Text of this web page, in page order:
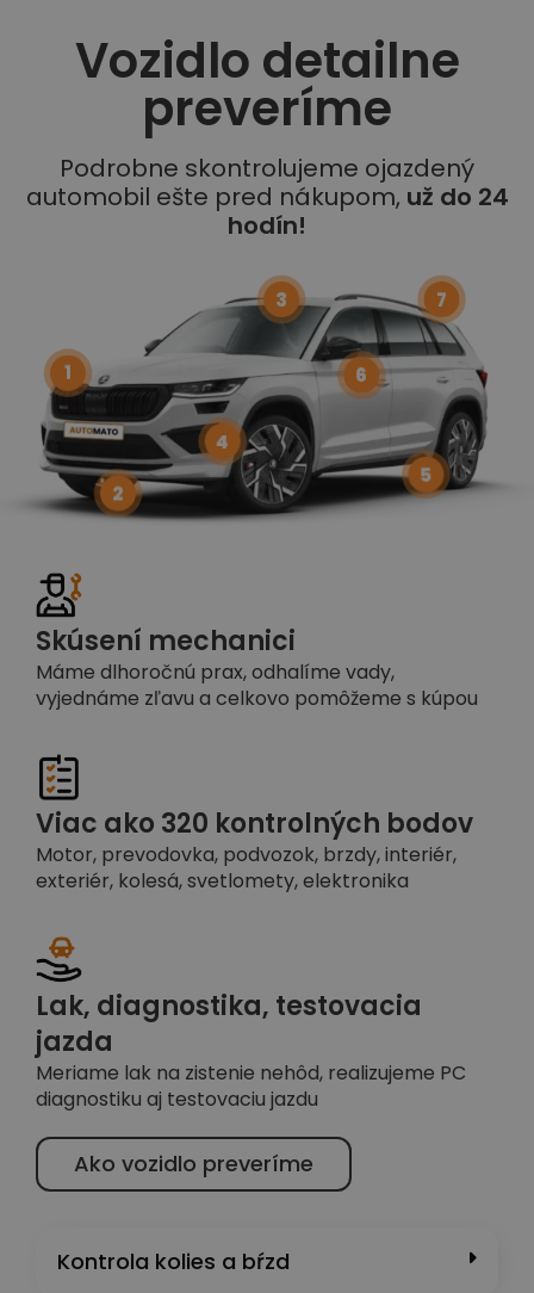
Vozidlo detailne
preveríme
Podrobne skontrolujeme ojazdený
automobil ešte pred nákupom, už do 24
hodín!
Skúsení mechanici
Máme dlhoročnú prax, odhalíme vady,
vyjednáme zľavu a celkovo pomôžeme s kúpou
Viac ako 320 kontrolných bodov
Motor, prevodovka, podvozok, brzdy, interiér,
exteriér, kolesá, svetlomety, elektronika
Lak, diagnostika, testovacia
jazda
Meriame lak na zistenie nehôd, realizujeme PC
diagnostiku aj testovaciu jazdu
Ako vozidlo preveríme
1
2
3
4
5
6
7
Kontrola kolies a bŕzd